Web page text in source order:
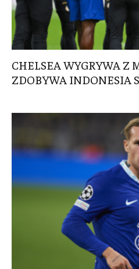
CHELSEA WYGRYWA Z
ZDOBYWA INDONESIA